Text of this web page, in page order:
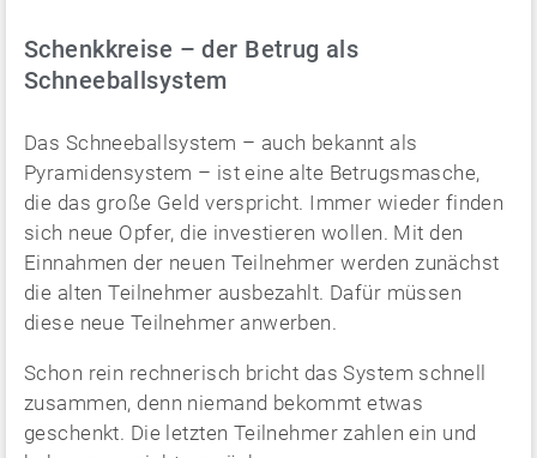
Schenkkreise – der Betrug als
Schneeballsystem
Das Schneeballsystem – auch bekannt als
Pyramidensystem – ist eine alte Betrugsmasche,
die das große Geld verspricht. Immer wieder finden
sich neue Opfer, die investieren wollen. Mit den
Einnahmen der neuen Teilnehmer werden zunächst
die alten Teilnehmer ausbezahlt. Dafür müssen
diese neue Teilnehmer anwerben.
Schon rein rechnerisch bricht das System schnell
zusammen, denn niemand bekommt etwas
geschenkt. Die letzten Teilnehmer zahlen ein und